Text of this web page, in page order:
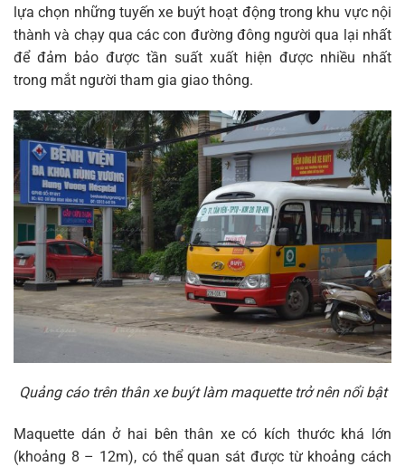
lựa chọn những tuyến xe buýt hoạt động trong khu vực nội
thành và chạy qua các con đường đông người qua lại nhất
để đảm bảo được tần suất xuất hiện được nhiều nhất
trong mắt người tham gia giao thông.
Quảng cáo trên thân xe buýt làm maquette trở nên nổi bật
Maquette dán ở hai bên thân xe có kích thước khá lớn
(khoảng 8 – 12m), có thể quan sát được từ khoảng cách